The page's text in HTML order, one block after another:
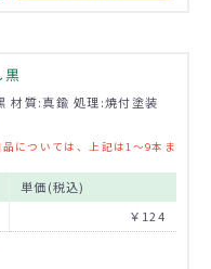
材質:真鍮 処理:焼付塗装
については、上記は1～9本ま
単価(税込)
￥124